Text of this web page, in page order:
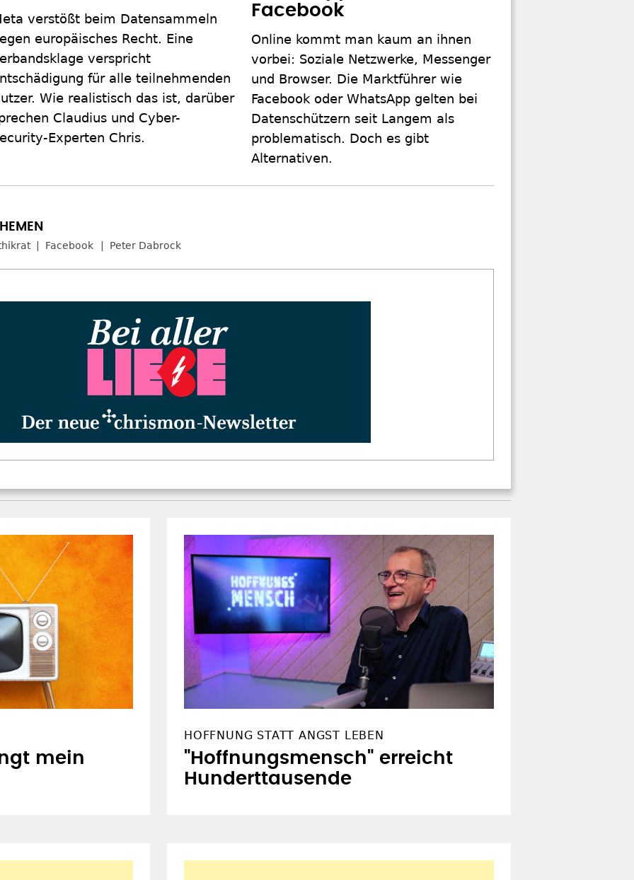
verstößt beim Datensammeln
europäisches Recht. Eine
verspricht
für alle teilnehmenden
Wie realistisch das ist, darüber
Claudius und Cyber-
Experten Chris.
Facebook
Online kommt man kaum an ihnen
vorbei: Soziale Netzwerke, Messenger
und Browser. Die Marktführer wie
Facebook oder WhatsApp gelten bei
Datenschützern seit Langem als
problematisch. Doch es gibt
Alternativen.
Facebook Peter Dabrock
mein
HOFFNUNG STATT ANGST LEBEN
"Hoffnungsmensch" erreicht
Hunderttausende